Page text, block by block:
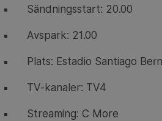
Sändningsstart: 20.00
Avspark: 21.00
Plats: Estadio Santiago
TV-kanaler: TV4
Streaming: C More